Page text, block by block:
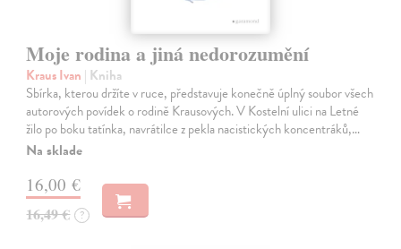
Moje rodina a jiná nedorozumění
Kraus Ivan | Kniha
Sbírka, kterou držíte v ruce, představuje konečně úplný soubor všech
autorových povídek o rodině Krausových. V Kostelní ulici na Letné
žilo po boku tatínka, navrátilce z pekla nacistických koncentráků,…
Na sklade
16,00 €
16,49 € ?